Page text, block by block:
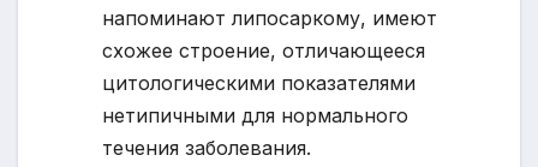
напоминают липосаркому, имеют
схожее строение, отличающееся
цитологическими показателями
нетипичными для нормального
течения заболевания.